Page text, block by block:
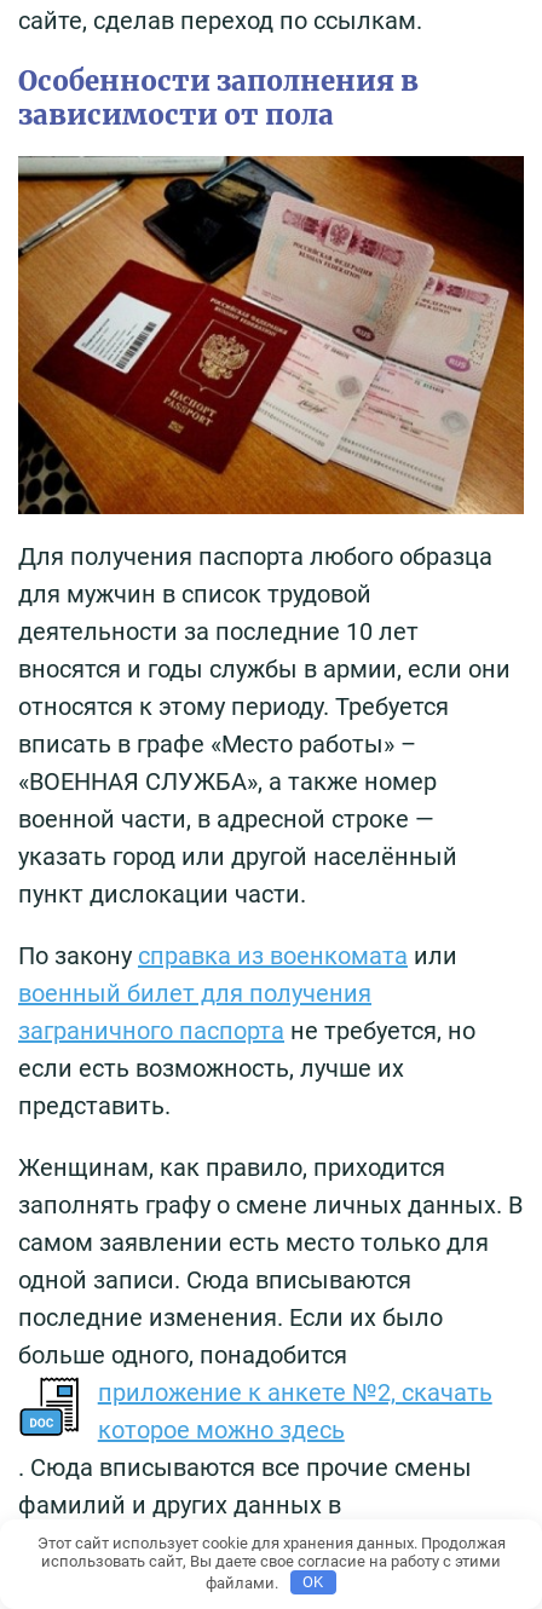
сайте, сделав переход по ссылкам.
Особенности заполнения в
зависимости от пола
Для получения паспорта любого образца
для мужчин в список трудовой
деятельности за последние 10 лет
вносятся и годы службы в армии, если они
относятся к этому периоду. Требуется
вписать в графе «Место работы» –
«ВОЕННАЯ СЛУЖБА», а также номер
военной части, в адресной строке —
указать город или другой населённый
пункт дислокации части.
По закону справка из военкомата или
военный билет для получения
заграничного паспорта не требуется, но
если есть возможность, лучше их
представить.
Женщинам, как правило, приходится
заполнять графу о смене личных данных. В
самом заявлении есть место только для
одной записи. Сюда вписываются
последние изменения. Если их было
больше одного, понадобится
приложение к анкете №2, скачать
которое можно здесь
. Сюда вписываются все прочие смены
фамилий и других данных в
хронологическом порядке.
Этот сайт использует cookie для хранения данных. Продолжая
использовать сайт, Вы даете свое согласие на работу с этими
файлами.
OK